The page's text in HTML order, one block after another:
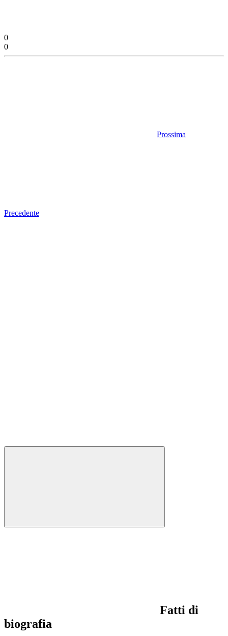
0
0
Prossima
Precedente
Fatti di
biografia